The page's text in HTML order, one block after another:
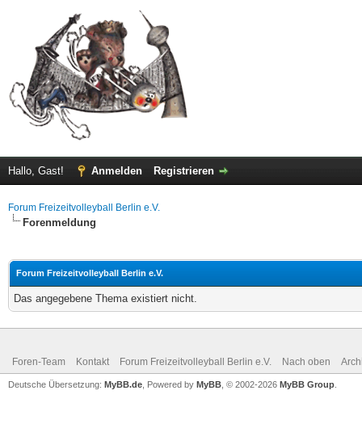
Hallo, Gast! Anmelden Registrieren
Forum Freizeitvolleyball Berlin e.V.
Forenmeldung
Forum Freizeitvolleyball Berlin e.V.
Das angegebene Thema existiert nicht.
Foren-Team Kontakt Forum Freizeitvolleyball Berlin e.V. Nach oben
Deutsche Übersetzung: MyBB.de , Powered by MyBB , © 2002-2026 MyBB Group